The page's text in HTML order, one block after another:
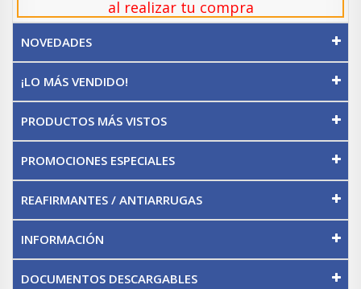
al realizar tu compra
NOVEDADES
¡LO MÁS VENDIDO!
PRODUCTOS MÁS VISTOS
PROMOCIONES ESPECIALES
REAFIRMANTES / ANTIARRUGAS
INFORMACIÓN
DOCUMENTOS DESCARGABLES